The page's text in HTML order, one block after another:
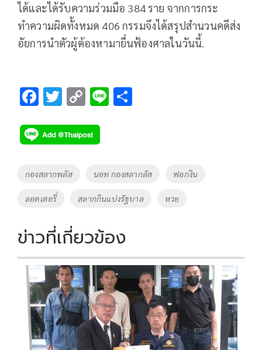
ได้และได้รับความร่วมมือ 384 ราย จากการกระ
ทำความผิดทั้งหมด 406 กรรมจึงได้สรุปสำนวนคดีส่ง
อัยการนำตัวผู้ต้องหามายื่นฟ้องศาลในวันนี้.
F
e
b
o
k
T
tt
er
C
p
y
Li
k
Li
Tags
กองสลากพลัส นอท กองสลากลัส ฟอกงิน
ลอตเตอรี่ สลากกินแบ่งรัฐบาล หวย
ข่าวที่เกี่ยวข้อง